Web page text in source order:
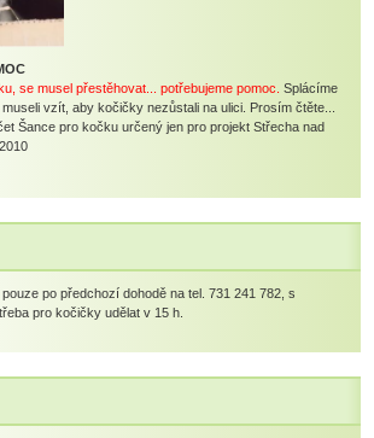
se musel přestěhovat... potřebujeme pomoc. Splácíme
vzít, aby kočičky nezůstali na ulici. Prosím čtěte...
Šance pro kočku určený jen pro projekt Střecha nad
po předchozí dohodě na tel. 731 241 782, s
pro kočičky udělat v 15 h.